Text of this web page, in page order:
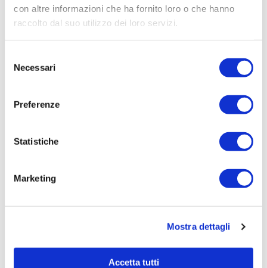
con altre informazioni che ha fornito loro o che hanno
raccolto dal suo utilizzo dei loro servizi.
delNecessari
Preferenze
Statistiche
Marketing
Mostra dettagli
Accetta tutti
Affidamento ai sensi del Regolamento Generale
Aziendale per Lavori Servizi e Forniture
Aggiudicatario Nome:
Tempi di completamento:
Importo Liquidato: